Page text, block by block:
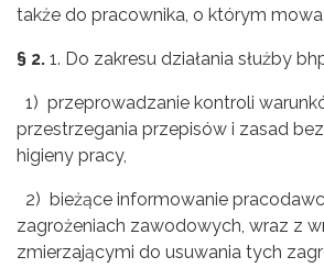
także do pracownika, o którym mowa
§ 2. 1. Do zakresu działania służby
1) przeprowadzanie kontroli
przestrzegania przepisów i zasad
higieny pracy,
2) bieżące informowanie
zagrożeniach zawodowych, wraz z
zmierzającymi do usuwania tych